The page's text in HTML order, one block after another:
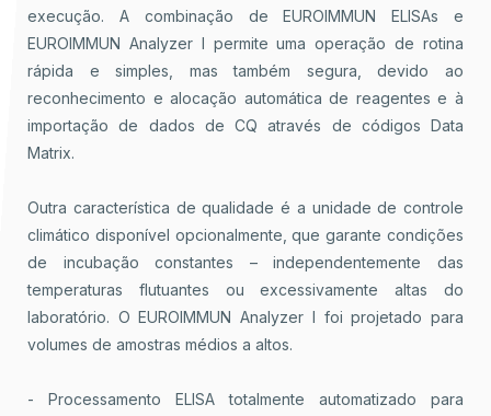
execução. A combinação de EUROIMMUN ELISAs e
EUROIMMUN Analyzer I permite uma operação de rotina
rápida e simples, mas também segura, devido ao
reconhecimento e alocação automática de reagentes e à
importação de dados de CQ através de códigos Data
Matrix.
Outra característica de qualidade é a unidade de controle
climático disponível opcionalmente, que garante condições
de incubação constantes – independentemente das
temperaturas flutuantes ou excessivamente altas do
laboratório. O EUROIMMUN Analyzer I foi projetado para
volumes de amostras médios a altos.
- Processamento ELISA totalmente automatizado para